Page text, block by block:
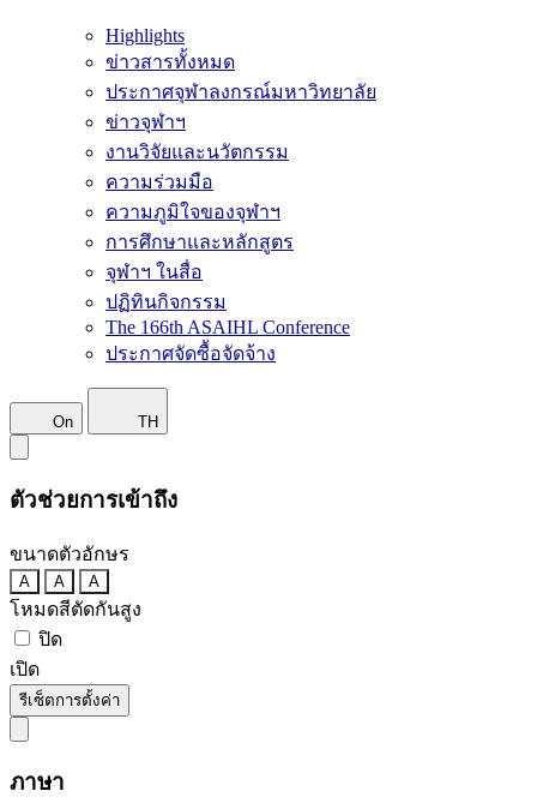
Highlights
ข่าวสารทั้งหมด
ประกาศจุฬาลงกรณ์มหาวิทยาลัย
ข่าวจุฬาฯ
งานวิจัยและนวัตกรรม
ความร่วมมือ
ความภูมิใจของจุฬาฯ
การศึกษาและหลักสูตร
จุฬาฯ ในสื่อ
ปฏิทินกิจกรรม
The 166th ASAIHL Conference
ประกาศจัดซื้อจัดจ้าง
On TH
ตัวช่วยการเข้าถึง
ขนาดตัวอักษร
A A A
โหมดสีตัดกันสูง
ปิด
เปิด
รีเซ็ตการตั้งค่า
ภาษา